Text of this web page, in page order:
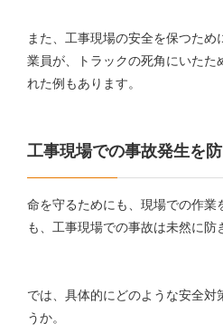
また、工事現場の安全を保つた
業員が、トラックの死角にいたた
れた例もあります。
工事現場での事故発生を
命を守るためにも、現場での作業
も、工事現場での事故は未然に防
では、具体的にどのような安全対
うか。